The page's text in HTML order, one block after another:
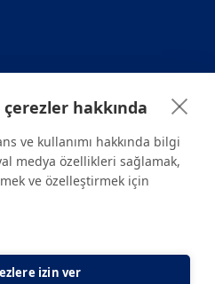
bilgilendirme amaçlıdır.
mutlaka doktoruza ya da bir sağlık
hakkında
ve kullanımı hakkında bilgi
medya özellikleri sağlamak,
ve özelleştirmek için
izin ver